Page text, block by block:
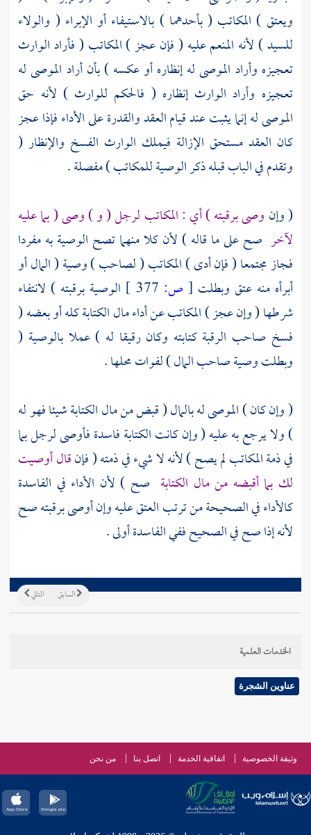
ويعتق ) المكاتب ( بأحدهما ) بالاستيفاء أو الإبراء ( والولاء
للسيد ) لأنه المنعم عليه ( فإن عجز ) المكاتب ( فأراد الوارث
تعجيزه وأراد الموصى له إنظاره أو عكسه ) بأن أراد الموصى له
تعجيزه وأراد الوارث إنظاره ( فالحكم للوارث ) لأنه حق
الموصى له إنما يثبت عند قيام العقد والقدرة على الأداء فإذا عجز
كان العقد مستحق الإزالة فيملك الوارث الفسخ والإنظار (
وتقدم في الباب قبله ذكر الوصية للمكاتب ) مفصلة .
( وإن وصى برقبته ) أي : المكاتب لرجل ( و ) وصى ( بما عليه
لآخر صح على ما قاله ) لأن كلا منهما تصح الوصية به مفردا
فجاز مجتمعا ( فإن أدى ) المكاتب ( لصاحب ) وصية ( المال أو
أبرأه منه عتق وبطلت [ ص:
الوصية برقبته ) لانتفاء
شرطها ( وإن عجز ) المكاتب عن أداء مال الكتابة كله أو بعضه (
فسخ صاحب الرقبة كتابته وكان رقيقا له ) عملا بالوصية (
وبطلت وصية صاحب المال ) لفوات محلها .
( وإن كان ) الموصى له بالمال ( قبض من مال الكتابة شيئا فهو له
) ولا يرجع به عليه ( وإن كانت الكتابة فاسدة فأوصى لرجل بما
في ذمة المكاتب لم يصح ) لأنه لا شيء في ذمته ( فإنقال أوصيت
لك بما أقبضه من مال الكتابة صح ) لأن الأداء في الفاسدة
كالأداء في الصحيحة من ترتب العتق عليه وإن أوصى برقبته صح
لأنه إذا صح في الصحيح ففي الفاسدة أولى .
التالي السابق
الخدمات العلمية
عناوين الشجرة
وثيقة الخصوصية اتفاقية الخدمة اتصل بنا من نحن